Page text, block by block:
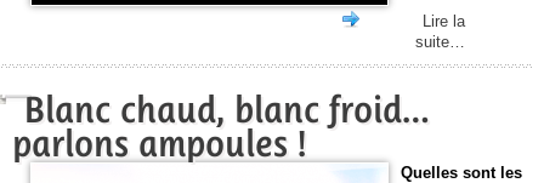
Lire la
suite…
Blanc chaud, blanc froid…
parlons ampoules !
Quelles sont les